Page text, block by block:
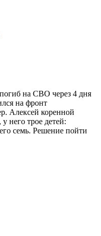
на СВО через 4 дня
на фронт
Алексей коренной
него трое детей:
семь. Решение пойти